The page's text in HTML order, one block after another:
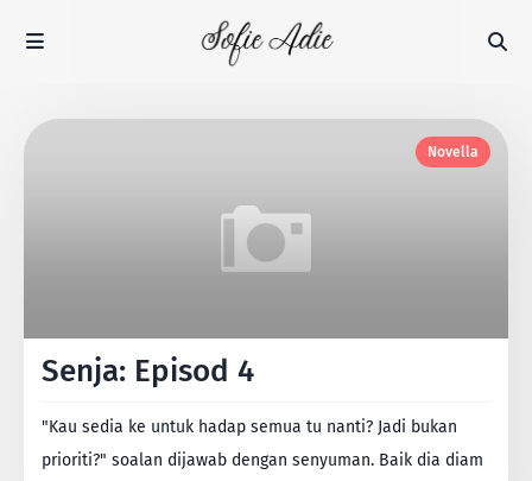
Novella
Senja: Episod 4
"Kau sedia ke untuk hadap semua tu nanti? Jadi bukan
prioriti?" soalan dijawab dengan senyuman. Baik dia diam